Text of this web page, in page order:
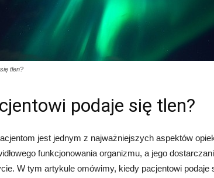
tlen?
podaje się tlen?
jest jednym z najważniejszych aspektów
funkcjonowania organizmu, a jego
W tym artykule omówimy, kiedy pacjentowi podaje